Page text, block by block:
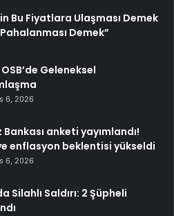
Bu Fiyatlara Ulaşması Demek
Demek”
Geleneksel
6, 2026
Bankası anketi yayımlandı!
enflasyon beklentisi yükseldi
6, 2026
Silahlı Saldırı: 2 Şüpheli